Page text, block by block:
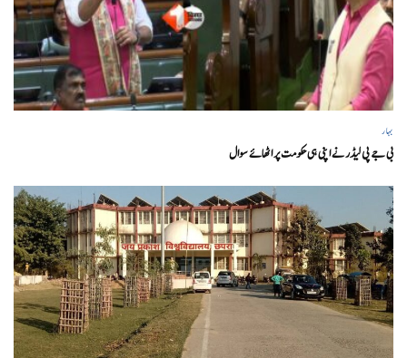
بہار
بی جے پی لیڈر نے اپنی ہی حکومت پر اٹھائے سوال